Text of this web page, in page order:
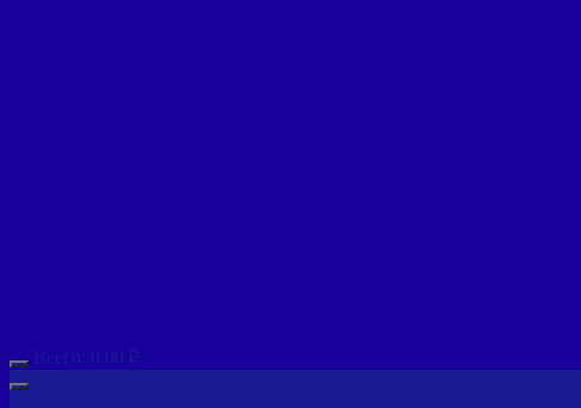
Всего: 0,00 ₽